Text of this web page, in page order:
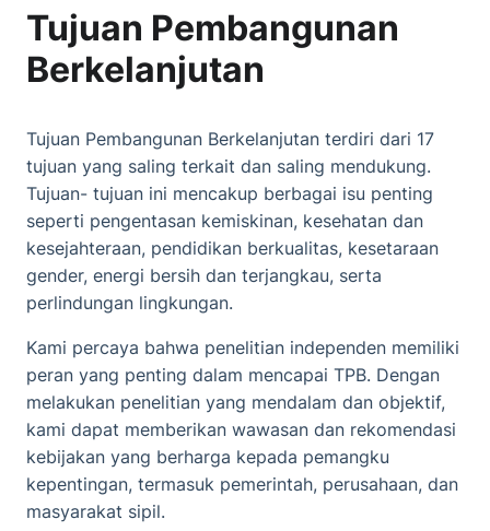
Tujuan Pembangunan
Berkelanjutan
Tujuan Pembangunan Berkelanjutan terdiri dari 17
tujuan yang saling terkait dan saling mendukung.
Tujuan- tujuan ini mencakup berbagai isu penting
seperti pengentasan kemiskinan, kesehatan dan
kesejahteraan, pendidikan berkualitas, kesetaraan
gender, energi bersih dan terjangkau, serta
perlindungan lingkungan.
Kami percaya bahwa penelitian independen memiliki
peran yang penting dalam mencapai TPB. Dengan
melakukan penelitian yang mendalam dan objektif,
kami dapat memberikan wawasan dan rekomendasi
kebijakan yang berharga kepada pemangku
kepentingan, termasuk pemerintah, perusahaan, dan
masyarakat sipil.